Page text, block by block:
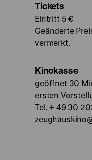
Tickets
Eintritt 5 €
Geänderte
vermerkt.
Kinokasse
geöffnet 30
ersten
Tel. + 49 30